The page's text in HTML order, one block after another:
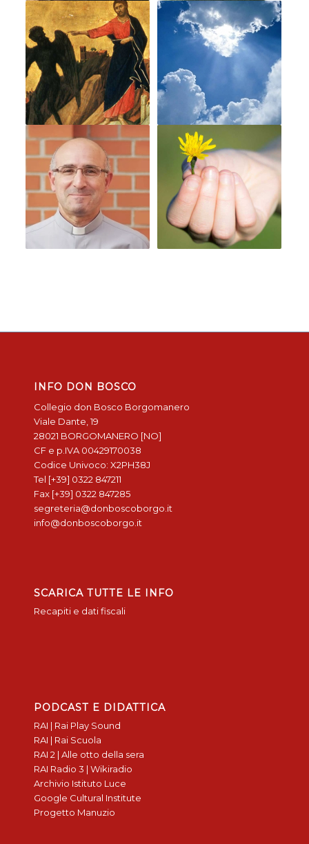
INFO DON BOSCO
Collegio don Bosco Borgomanero
Viale Dante, 19
28021 BORGOMANERO [NO]
CF e p.IVA 00429170038
Codice Univoco: X2PH38J
Tel [+39] 0322 847211
Fax [+39] 0322 847285
segreteria@donboscoborgo.it
info@donboscoborgo.it
SCARICA TUTTE LE INFO
Recapiti e dati fiscali
PODCAST E DIDATTICA
RAI | Rai Play Sound
RAI | Rai Scuola
RAI 2 | Alle otto della sera
RAI Radio 3 | Wikiradio
Archivio Istituto Luce
Google Cultural Institute
Progetto Manuzio